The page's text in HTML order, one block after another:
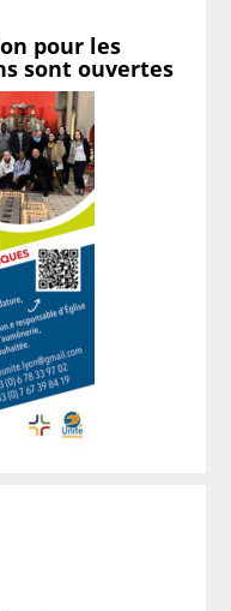
pour les
sont ouvertes